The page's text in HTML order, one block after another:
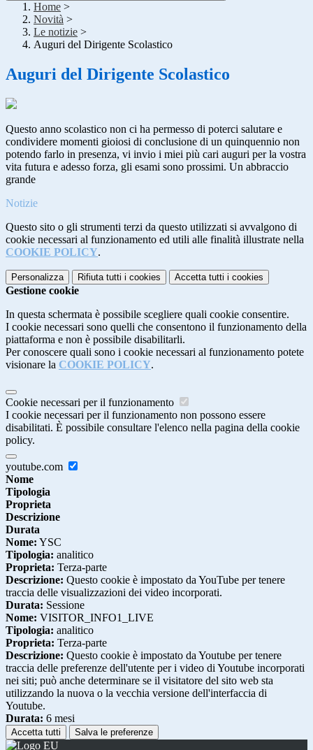
Home >
Novità >
Le notizie >
Auguri del Dirigente Scolastico
Auguri del Dirigente Scolastico
Questo anno scolastico non ci ha permesso di poterci salutare e
condividere momenti gioiosi di conclusione di un quinquennio non
potendo farlo in presenza, vi invio i miei più cari auguri per la vostra
vita futura e adesso forza, gli esami sono prossimi. Un abbraccio
grande
Notizie
Questo sito o gli strumenti terzi da questo utilizzati si avvalgono di
cookie necessari al funzionamento ed utili alle finalità illustrate nella
COOKIE POLICY.
Personalizza Rifiuta tutti i cookies Accetta tutti i cookies
Gestione cookie
In questa schermata è possibile scegliere quali cookie consentire.
I cookie necessari sono quelli che consentono il funzionamento della
piattaforma e non è possibile disabilitarli.
Per conoscere quali sono i cookie necessari al funzionamento potete
visionare la COOKIE POLICY.
Cookie necessari per il funzionamento
I cookie necessari per il funzionamento non possono essere
disabilitati. È possibile consultare l'elenco nella pagina della cookie
policy.
youtube.com
Nome
Tipologia
Proprieta
Descrizione
Durata
Nome: YSC
Tipologia: analitico
Proprieta: Terza-parte
Descrizione: Questo cookie è impostato da YouTube per tenere
traccia delle visualizzazioni dei video incorporati.
Durata: Sessione
Nome: VISITOR_INFO1_LIVE
Tipologia: analitico
Proprieta: Terza-parte
Descrizione: Questo cookie è impostato da Youtube per tenere
traccia delle preferenze dell'utente per i video di Youtube incorporati
nei siti; può anche determinare se il visitatore del sito web sta
utilizzando la nuova o la vecchia versione dell'interfaccia di
Youtube.
Durata: 6 mesi
Accetta tutti Salva le preferenze